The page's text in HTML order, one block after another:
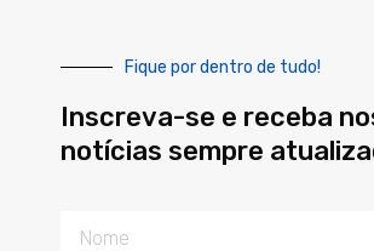
Fique por dentro de tudo!
Inscreva-se e receba
notícias sempre